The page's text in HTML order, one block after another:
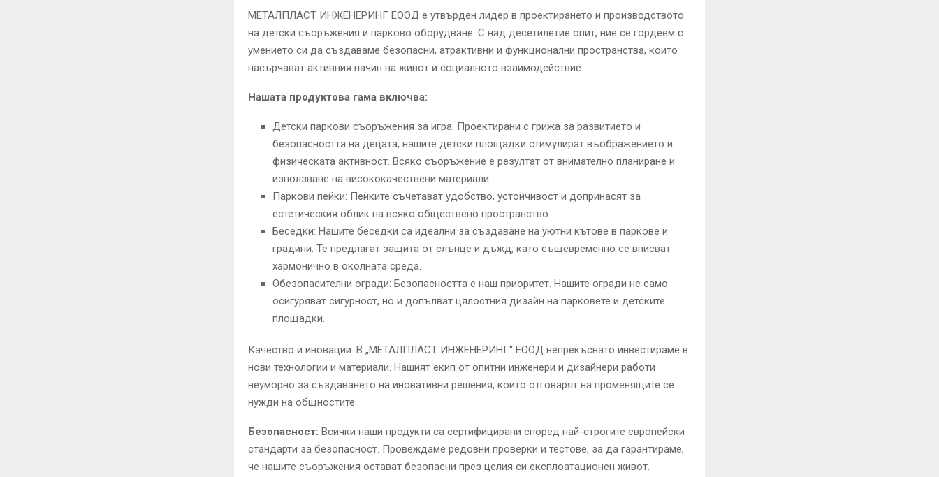
МЕТАЛПЛАСТ ИНЖЕНЕРИНГ ЕООД е утвърден лидер в проектирането и производството
на детски съоръжения и парково оборудване. С над десетилетие опит, ние се гордеем с
умението си да създаваме безопасни, атрактивни и функционални пространства, които
насърчават активния начин на живот и социалното взаимодействие.
Нашата продуктова гама включва:
Детски паркови съоръжения за игра: Проектирани с грижа за развитието и
безопасността на децата, нашите детски площадки стимулират въображението и
физическата активност. Всяко съоръжение е резултат от внимателно планиране и
използване на висококачествени материали.
Паркови пейки: Пейките съчетават удобство, устойчивост и допринасят за
естетическия облик на всяко обществено пространство.
Беседки: Нашите беседки са идеални за създаване на уютни кътове в паркове и
градини. Те предлагат защита от слънце и дъжд, като същевременно се вписват
хармонично в околната среда.
Обезопасителни огради: Безопасността е наш приоритет. Нашите огради не само
осигуряват сигурност, но и допълват цялостния дизайн на парковете и детските
площадки.
Качество и иновации: В „МЕТАЛПЛАСТ ИНЖЕНЕРИНГ“ ЕООД непрекъснато инвестираме в
нови технологии и материали. Нашият екип от опитни инженери и дизайнери работи
неуморно за създаването на иновативни решения, които отговарят на променящите се
нужди на общностите.
Безопасност: Всички наши продукти са сертифицирани според най-строгите европейски
стандарти за безопасност. Провеждаме редовни проверки и тестове, за да гарантираме,
че нашите съоръжения остават безопасни през целия си експлоатационен живот.